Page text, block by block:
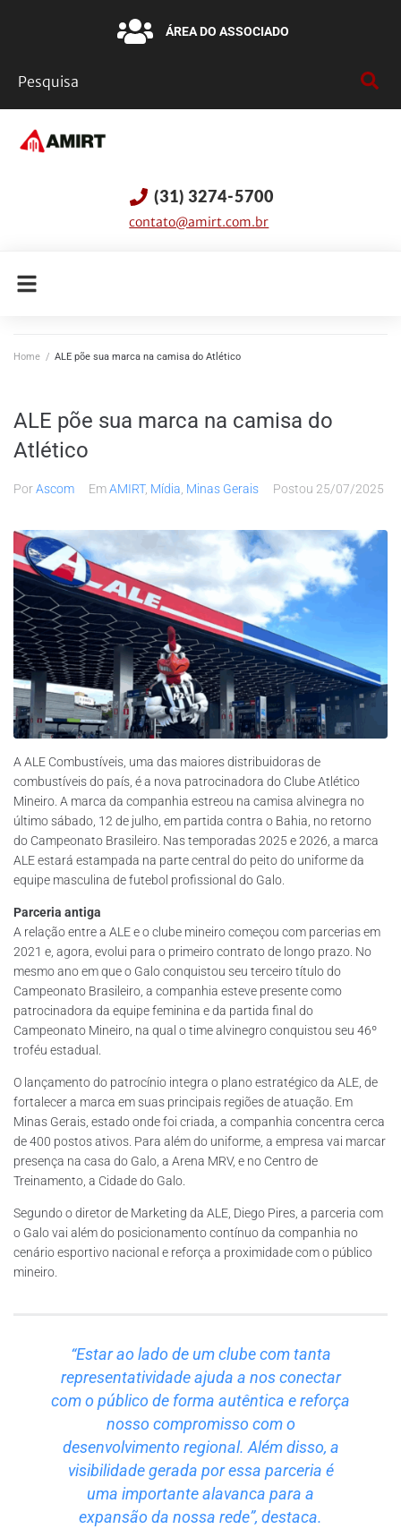
ÁREA DO ASSOCIADO
(31) 3274-5700
contato@amirt.com.br
Home / ALE põe sua marca na camisa do Atlético
ALE põe sua marca na camisa do
Atlético
PorAscom EmAMIRT, Mídia Minas Gerais Postou 25/07/2025
A ALE Combustíveis, uma das maiores distribuidoras de
combustíveis do país, é a nova patrocinadora do Clube Atlético
Mineiro. A marca da companhia estreou na camisa alvinegra no
último sábado, 12 de julho, em partida contra o Bahia, no retorno
do Campeonato Brasileiro. Nas temporadas 2025 e 2026, a marca
ALE estará estampada na parte central do peito do uniforme da
equipe masculina de futebol profissional do Galo.
Parceria antiga
A relação entre a ALE e o clube mineiro começou com parcerias em
2021 e, agora, evolui para o primeiro contrato de longo prazo. No
mesmo ano em que o Galo conquistou seu terceiro título do
Campeonato Brasileiro, a companhia esteve presente como
patrocinadora da equipe feminina e da partida final do
Campeonato Mineiro, na qual o time alvinegro conquistou seu 46º
troféu estadual.
O lançamento do patrocínio integra o plano estratégico da ALE, de
fortalecer a marca em suas principais regiões de atuação. Em
Minas Gerais, estado onde foi criada, a companhia concentra cerca
de 400 postos ativos. Para além do uniforme, a empresa vai marcar
presença na casa do Galo, a Arena MRV, e no Centro de
Treinamento, a Cidade do Galo.
Segundo o diretor de Marketing da ALE, Diego Pires, a parceria com
o Galo vai além do posicionamento contínuo da companhia no
cenário esportivo nacional e reforça a proximidade com o público
mineiro.
“Estar ao lado de um clube com tanta
representatividade ajuda a nos conectar
com o público de forma autêntica e reforça
nosso compromisso com o
desenvolvimento regional. Além disso, a
visibilidade gerada por essa parceria é
uma importante alavanca para a
expansão da nossa rede”, destaca.